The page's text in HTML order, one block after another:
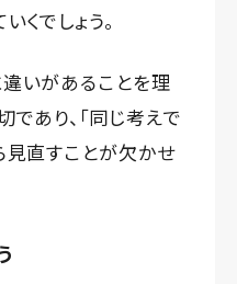
くでしょう。
いがあることを理
あり、「同じ考えで
見直すことが欠かせ